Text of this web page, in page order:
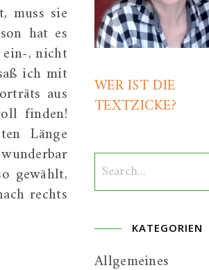
muss sie
hat es
, nicht
ich mit
aus
finden!
Länge
gewählt,
rechts
WER IST DIE
TEXTZICKE?
KATEGORIEN
Allgemeines